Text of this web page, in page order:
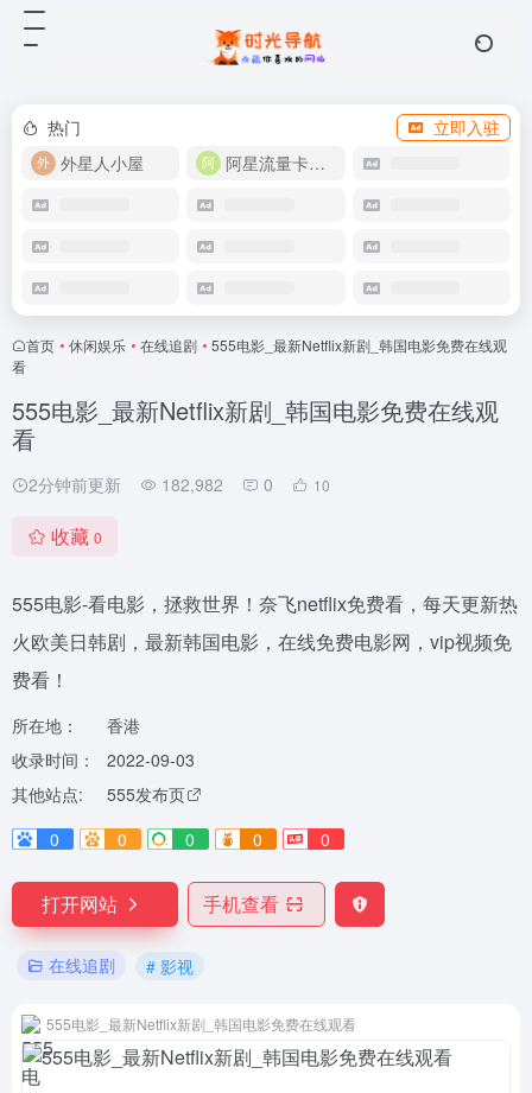
热门
立即入驻
外星人小屋
阿星流量卡店铺
首页 • 休闲娱乐 • 在线追剧 • 555电影_最新Netflix新剧_韩国电影免费在线观
看
555电影_最新Netflix新剧_韩国电影免费在线观
看
2分钟前更新 182,982 0 10
收藏 0
555电影-看电影，拯救世界！奈飞netflix免费看，每天更新热
火欧美日韩剧，最新韩国电影，在线免费电影网，vip视频免
费看！
所在地：
香港
收录时间：
2022-09-03
其他站点:
555发布页
0
0 0 0 0
打开网站 手机查看
在线追剧 # 影视
555电影_最新Netflix新剧_韩国电影免费在线观看